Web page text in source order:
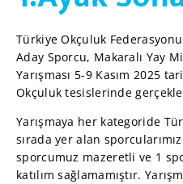
Türkiye Okçuluk
Aday Sporcu, Makaralı Yay
Yarışması 5-9 Kasım 2025
Okçuluk tesislerinde
Yarışmaya her kategoride
sırada yer alan
sporcumuz mazeretli ve 1
katılım sağlamamıştır.